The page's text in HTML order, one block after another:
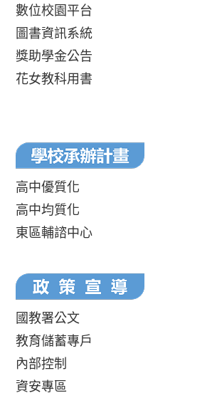
數位校園平台
圖書資訊系統
獎助學金公告
花女教科用書
高中優質化
高中均質化
東區輔諮中心
國教署公文
教育儲蓄專戶
內部控制
資安專區